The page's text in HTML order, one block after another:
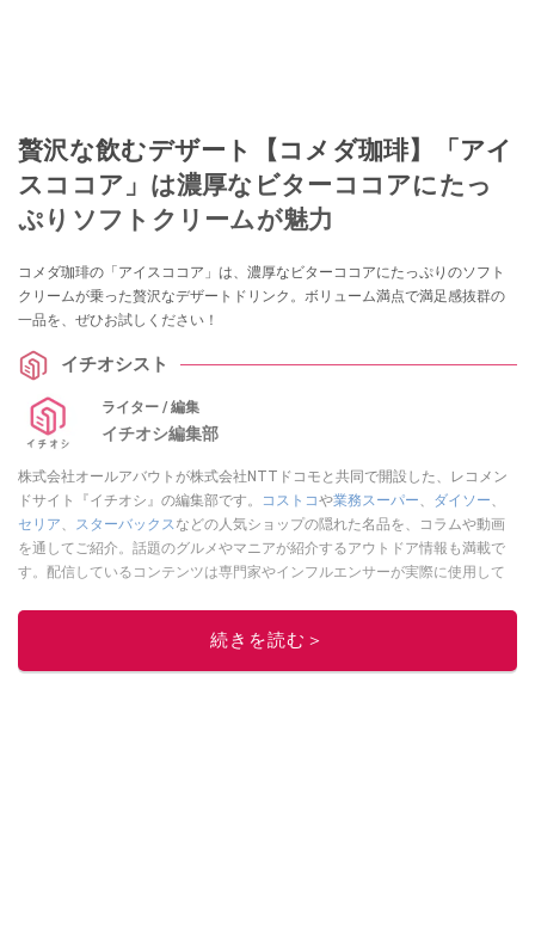
贅沢な飲むデザート【コメダ珈琲】「アイ
スココア」は濃厚なビターココアにたっ
ぷりソフトクリームが魅力
コメダ珈琲の「アイスココア」は、濃厚なビターココアにたっぷりのソフト
クリームが乗った贅沢なデザートドリンク。ボリューム満点で満足感抜群の
一品を、ぜひお試しください！
イチオシスト
ライター / 編集
イチオシ編集部
株式会社オールアバウトが株式会社NTTドコモと共同で開設した、レコメン
ドサイト『イチオシ』の編集部です。
コストコや業務スーパー ダイソー
セリア
スターバックス などの人気ショップの隠れた名品を、コラムや動画
を通してご紹介。話題のグルメやマニアが紹介するアウトドア情報も満載で
す。配信しているコンテンツは専門家やインフルエンサーが実際に使用して
ニュースでフォロー
続きを読む＞